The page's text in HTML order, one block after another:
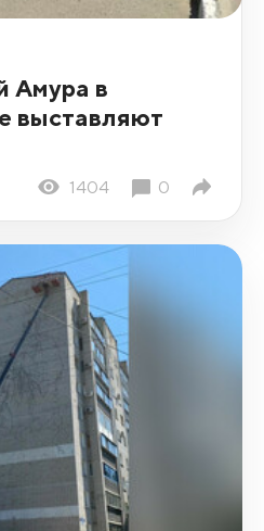
Амура в
выставляют
1404 0